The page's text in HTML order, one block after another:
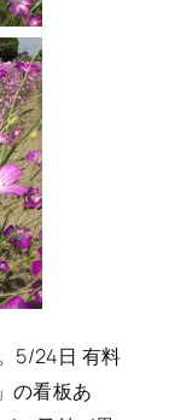
5/24日 有料
の看板あ